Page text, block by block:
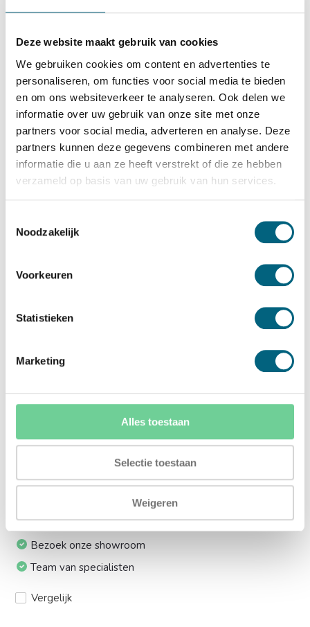
Deze website maakt gebruik van cookies
We gebruiken cookies om content en advertenties te
personaliseren, om functies voor social media te bieden
en om ons websiteverkeer te analyseren. Ook delen we
informatie over uw gebruik van onze site met onze
partners voor social media, adverteren en analyse. Deze
partners kunnen deze gegevens combineren met andere
informatie die u aan ze heeft verstrekt of die ze hebben
verzameld op basis van uw gebruik van hun services.
Noodzakelijk
Voorkeuren
Statistieken
Marketing
Alles toestaan
Selectie toestaan
Weigeren
Salvus
Bekijk alles Inbraakwerende Kluis
1.486,-
Op voorraad: .
Bekijk de reviews
Zeer degelijke officieel ECB-S gecertificeerde brand en
inbraakwerende privékluis in de klasse 1 / grade I / CEN 1
brandwering voor papier)....
Meerprijs installeren begane grond of op etage met
Ja (+€169,00)
Ik installeer de kluis graag zelf:
Ja, levering tot aan uw voordeur
24/7 bereikbaar
Bezoek onze showroom
Team van specialisten
Vergelijk